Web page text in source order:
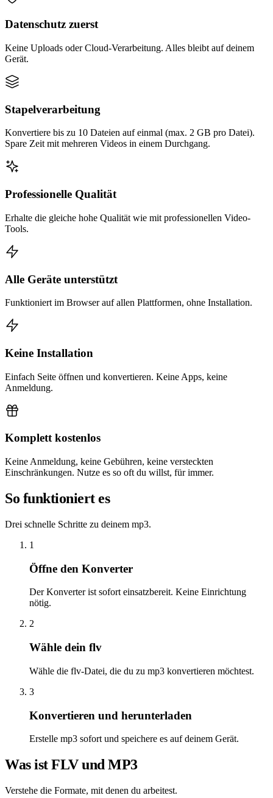
Datenschutz zuerst
Keine Uploads oder Cloud-Verarbeitung. Alles bleibt auf deinem
Gerät.
Stapelverarbeitung
Konvertiere bis zu 10 Dateien auf einmal (max. 2 GB pro Datei).
Spare Zeit mit mehreren Videos in einem Durchgang.
Professionelle Qualität
Erhalte die gleiche hohe Qualität wie mit professionellen Video-
Tools.
Alle Geräte unterstützt
Funktioniert im Browser auf allen Plattformen, ohne Installation.
Keine Installation
Einfach Seite öffnen und konvertieren. Keine Apps, keine
Anmeldung.
Komplett kostenlos
Keine Anmeldung, keine Gebühren, keine versteckten
Einschränkungen. Nutze es so oft du willst, für immer.
So funktioniert es
Drei schnelle Schritte zu deinem mp3.
1
Öffne den Konverter
Der Konverter ist sofort einsatzbereit. Keine Einrichtung
nötig.
2
Wähle dein flv
Wähle die flv-Datei, die du zu mp3 konvertieren möchtest.
3
Konvertieren und herunterladen
Erstelle mp3 sofort und speichere es auf deinem Gerät.
Was ist FLV und MP3
Verstehe die Formate, mit denen du arbeitest.